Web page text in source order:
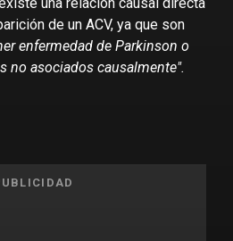
de un ACV, ya que son
enfermedad de Parkinson o
no asociados causalmente".